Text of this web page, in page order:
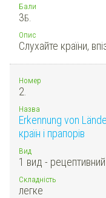
Бали
3Б.
Опис
Слухайте країни,
Номер
2.
Назва
Erkennung von
країн і прапорів
Вид
1 вид - рецептивний
Складність
легке